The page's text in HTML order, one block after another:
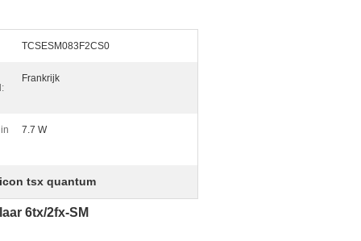
TCSESM083F2CS0
Frankrijk
7.7 W
tsx quantum
6tx/2fx-SM